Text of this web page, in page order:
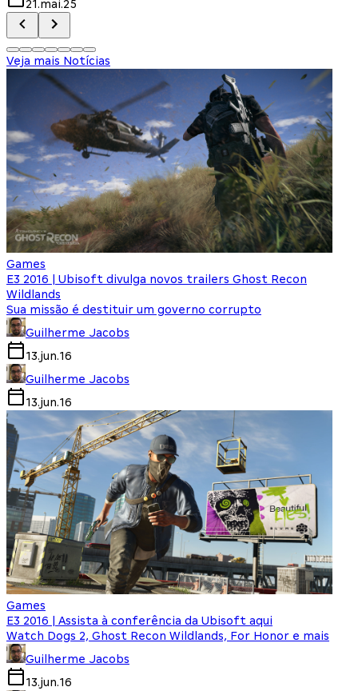
21.mai.25
Veja mais Notícias
Games
E3 2016 | Ubisoft divulga novos trailers Ghost Recon
Wildlands
Sua missão é destituir um governo corrupto
Guilherme Jacobs
13.jun.16
Guilherme Jacobs
13.jun.16
Games
E3 2016 | Assista à conferência da Ubisoft aqui
Watch Dogs 2, Ghost Recon Wildlands, For Honor e mais
Guilherme Jacobs
13.jun.16